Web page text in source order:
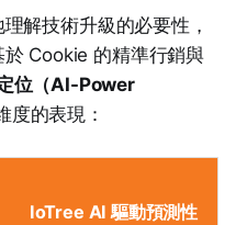
解技術升級的必要性，
Cookie 的精準行銷與
位（AI-Power
度的表現：
IoTree AI 驅動預測性